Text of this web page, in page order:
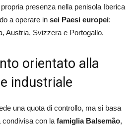
presenza nella penisola Iberica
a operare in sei Paesi europei:
Austria, Svizzera e Portogallo.
orientato alla
industriale
una quota di controllo, ma si basa
condivisa con la famiglia Balsemão,